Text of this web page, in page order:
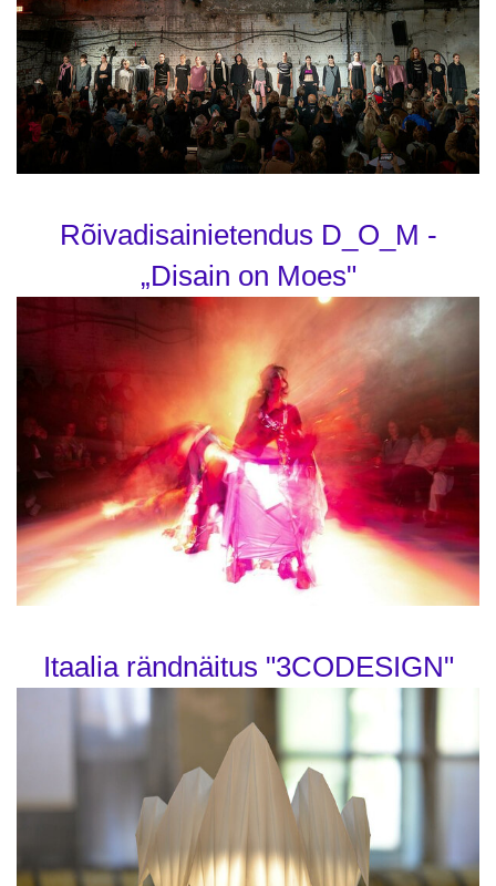
Rõivadisainietendus D_O_M -
„Disain on Moes"
Itaalia rändnäitus "3CODESIGN"